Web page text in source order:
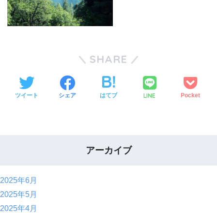
SHARE
ツイート シェア はてブ LINE Pocket
アーカイブ
2025年6月
2025年5月
2025年4月